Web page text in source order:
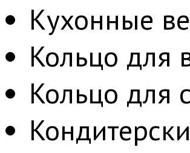
Кухонные
Кольцо для
Кольцо для